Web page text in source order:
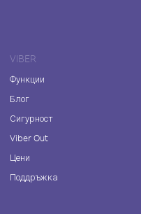
VIBER
Функции
Блог
Сигурност
Viber Out
Цени
Поддръжка